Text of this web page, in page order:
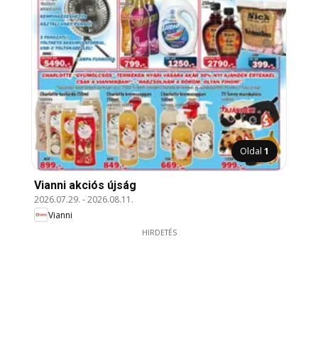
Oldal 1
Vianni akciós újság
2026.07.29. -2026.08.11.
Vianni
HIRDETÉS